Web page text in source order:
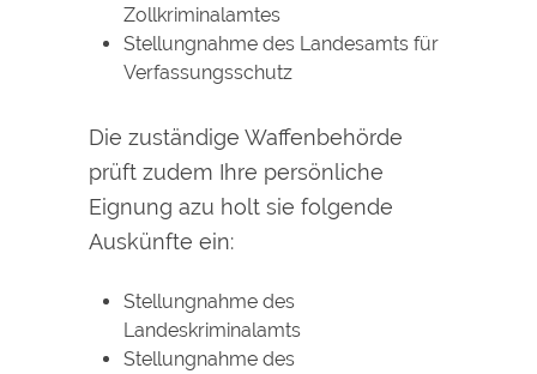
Zollkriminalamtes
Stellungnahme des Landesamts für
Verfassungsschutz
Die zuständige Waffenbehörde
prüft zudem Ihre persönliche
Eignung azu holt sie folgende
Auskünfte ein:
Stellungnahme des
Landeskriminalamts
Stellungnahme des